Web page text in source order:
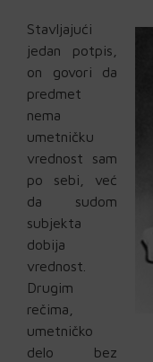
Stavljajući
jedan potpis,
on govori da
predmet
nema
umetničku
vrednost sam
po sebi, već
da sudom
subjekta
dobija
vrednost.
Drugim
rečima,
umetničko
delo bez